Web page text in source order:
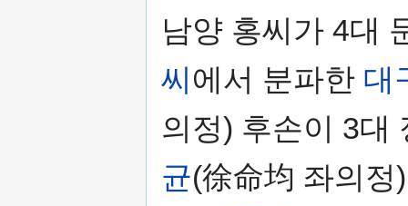
남양 홍씨가 4대
씨 에서 분파한 대
의정) 후손이 3대
균(徐命均 좌의정